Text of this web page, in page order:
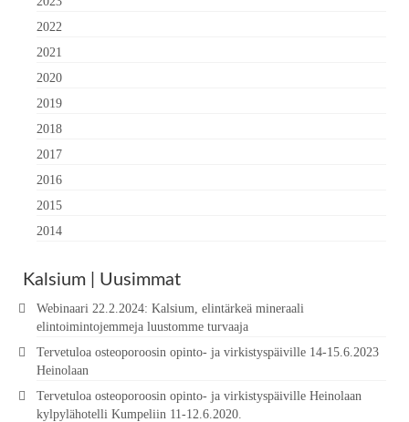
2022
2021
2020
2019
2018
2017
2016
2015
2014
Kalsium | Uusimmat
Webinaari 22.2.2024: Kalsium, elintärkeä mineraali
elintoimintojemmeja luustomme turvaaja
Tervetuloa osteoporoosin opinto- ja virkistyspäiville 14-15.6.2023
Heinolaan
Tervetuloa osteoporoosin opinto- ja virkistyspäiville Heinolaan
kylpylähotelli Kumpeliin 11-12.6.2020.